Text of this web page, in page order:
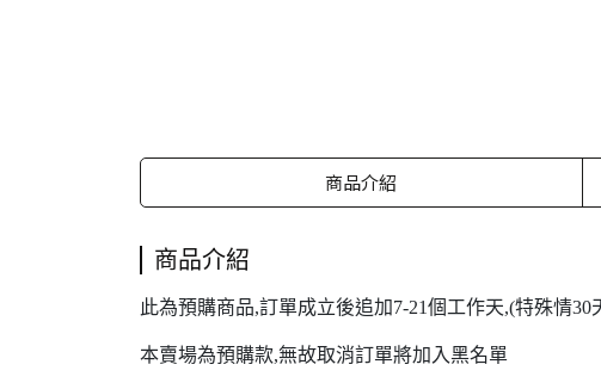
商品介紹
商品介紹
此為預購商品,訂單成立後追加7-21個工作天,(特殊情
本賣場為預購款,無故取消訂單將加入黑名單